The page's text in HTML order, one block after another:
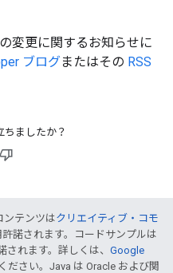
変更に関するお知らせに
ブログまたはその RSS
ちましたか？
ンテンツはクリエイティブ・コモ
許諾されます。コードサンプルは
されます。詳しくは、 Google
ださい。Java は Oracle および関